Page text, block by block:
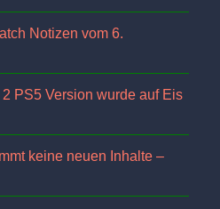
Notizen vom 6.
PS5 Version wurde auf Eis
keine neuen Inhalte –